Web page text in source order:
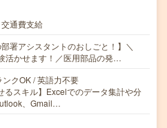
通費支給
部署アシスタントのおしごと！】＼
活かせます！／医用部品の発…
クOK / 英語力不要
るスキル】Excelでのデータ集計や分
、Gmail…